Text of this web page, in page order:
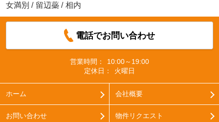
女満別 / 留辺蘂 / 相内
電話でお問い合わせ
営業時間：
10:00～19:00
定休日：
火曜日
ホーム 会社概要
お問い合わせ 物件リクエスト